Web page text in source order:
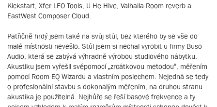
Kickstart, Xfer LFO Tools, U-He Hive, Valhalla Room reverb a
EastWest Composer Cloud.
Patřičně hrdý jsem také na svůj stůl, bez kterého by se vše do
malé místnosti nevešlo. Stůl jsem si nechal vyrobit u firmy Buso
Audio, která se zabývá výhradně výrobou studiového nábytku.
Akustiku jsem vyřešil svépomocí „zrcátkovou metodou“, měřením
pomocí Room EQ Wizardu a vlastním poslechem. Nejedná se tedy
o profesionální stavbu s dokonalým měřením, na druhou stranu
akustika je použitelná. Nejhůře se řeší basové frekvence a ty